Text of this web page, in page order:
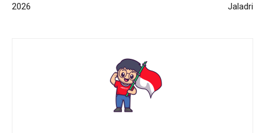
2026
Jaladri